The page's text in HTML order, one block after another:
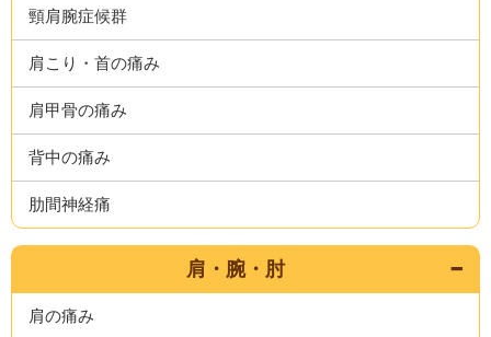
頸肩腕症候群
肩こり・首の痛み
肩甲骨の痛み
背中の痛み
肋間神経痛
肩・腕・肘
肩の痛み